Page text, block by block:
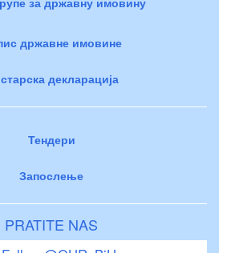
државне имовине
декларација
Тендери
Запослење
PRATITE NAS